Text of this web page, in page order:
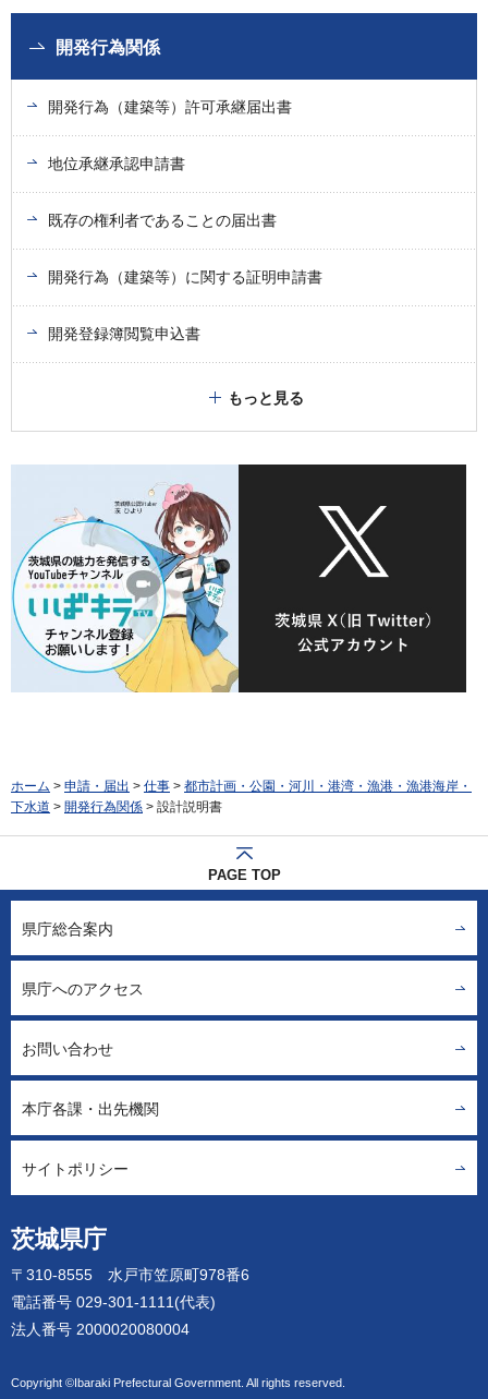
開発行為関係
開発行為（建築等）許可承継届出書
地位承継承認申請書
既存の権利者であることの届出書
開発行為（建築等）に関する証明申請書
開発登録簿閲覧申込書
もっと見る
ホーム > 申請・届出 > 仕事 > 都市計画・公園・河川・港湾・漁港・漁港海岸・
下水道 > 開発行為関係 > 設計説明書
PAGE TOP
茨城県庁
〒310-8555 水戸市笠原町978番6
電話番号 029-301-1111(代表)
法人番号 2000020080004
Copyright ©Ibaraki Prefectural Government. All rights reserved.
県庁総合案内
県庁へのアクセス
お問い合わせ
本庁各課・出先機関
サイトポリシー